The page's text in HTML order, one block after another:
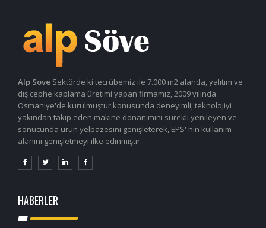
Alp Söve Sektörde ki tecrübemiz ile 7.000 m2 alanda, yalıtım ve
dış cephe kaplama üretimi yapan firmamız, 2009 yılında
Osmaniye'de kurulmuştur.konusunda deneyimli, teknolojiyi
yakından takip eden,makine donanımını sürekli yenileyen ve
sonucunda ürün yelpazesini genişleterek, EPS' nin kullanım
alanını genişletmeyi ilke edinmiştir.
HABERLER